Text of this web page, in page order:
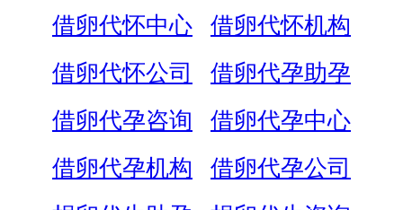
借卵代怀中心
借卵代怀机构
借卵代怀公司
借卵代孕助孕
借卵代孕咨询
借卵代孕中心
借卵代孕机构
借卵代孕公司